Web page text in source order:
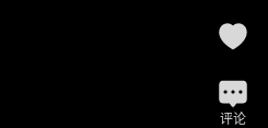
评论